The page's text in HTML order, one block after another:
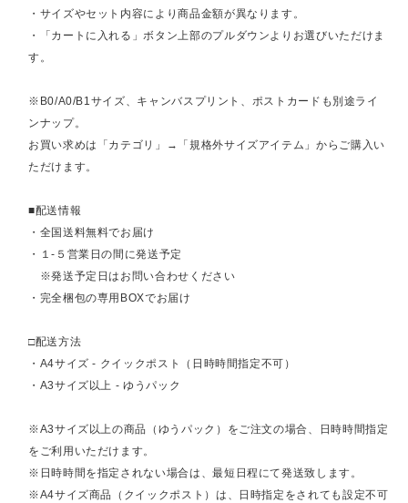
・サイズやセット内容により商品金額が異なります。
・「カートに入れる」ボタン上部のプルダウンよりお選びいただけま
す。
※B0/A0/B1サイズ、キャンバスプリント、ポストカードも別途ライ
ンナップ。
お買い求めは「カテゴリ」→「規格外サイズアイテム」からご購入い
ただけます。
■配送情報
・全国送料無料でお届け
・１-５営業日の間に発送予定
※発送予定日はお問い合わせください
・完全梱包の専用BOXでお届け
□配送方法
・A4サイズ - クイックポスト（日時時間指定不可）
・A3サイズ以上 - ゆうパック
※A3サイズ以上の商品（ゆうパック）をご注文の場合、日時時間指定
をご利用いただけます。
※日時時間を指定されない場合は、最短日程にて発送致します。
※A4サイズ商品（クイックポスト）は、日時指定をされても設定不可